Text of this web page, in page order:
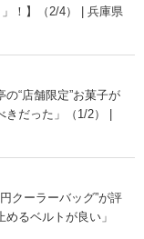
！】（2/4） | 兵庫県
の“店舗限定”お菓子が
だった」（1/2） |
クーラーバッグ”が評
るベルトが良い」